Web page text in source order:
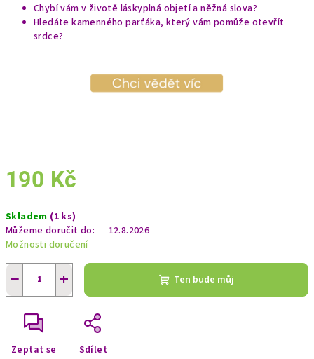
Chybí vám v životě láskyplná objetí a něžná slova?
Hledáte kamenného parťáka, který vám pomůže otevřít
srdce?
190 Kč
cena:
Skladem (1 ks)
Můžeme doručit do:
12.8.2026
Možnosti doručení
+
− Ten bude můj
Zeptat se Sdílet